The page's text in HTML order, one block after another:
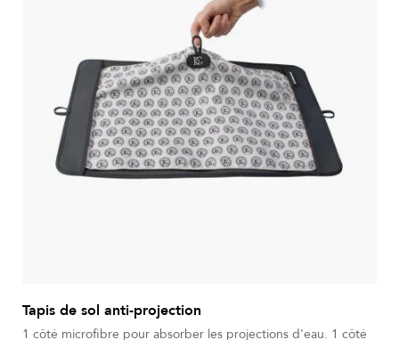
Tapis de sol anti-projection
1 côté microfibre pour absorber les projections d'eau. 1 côté